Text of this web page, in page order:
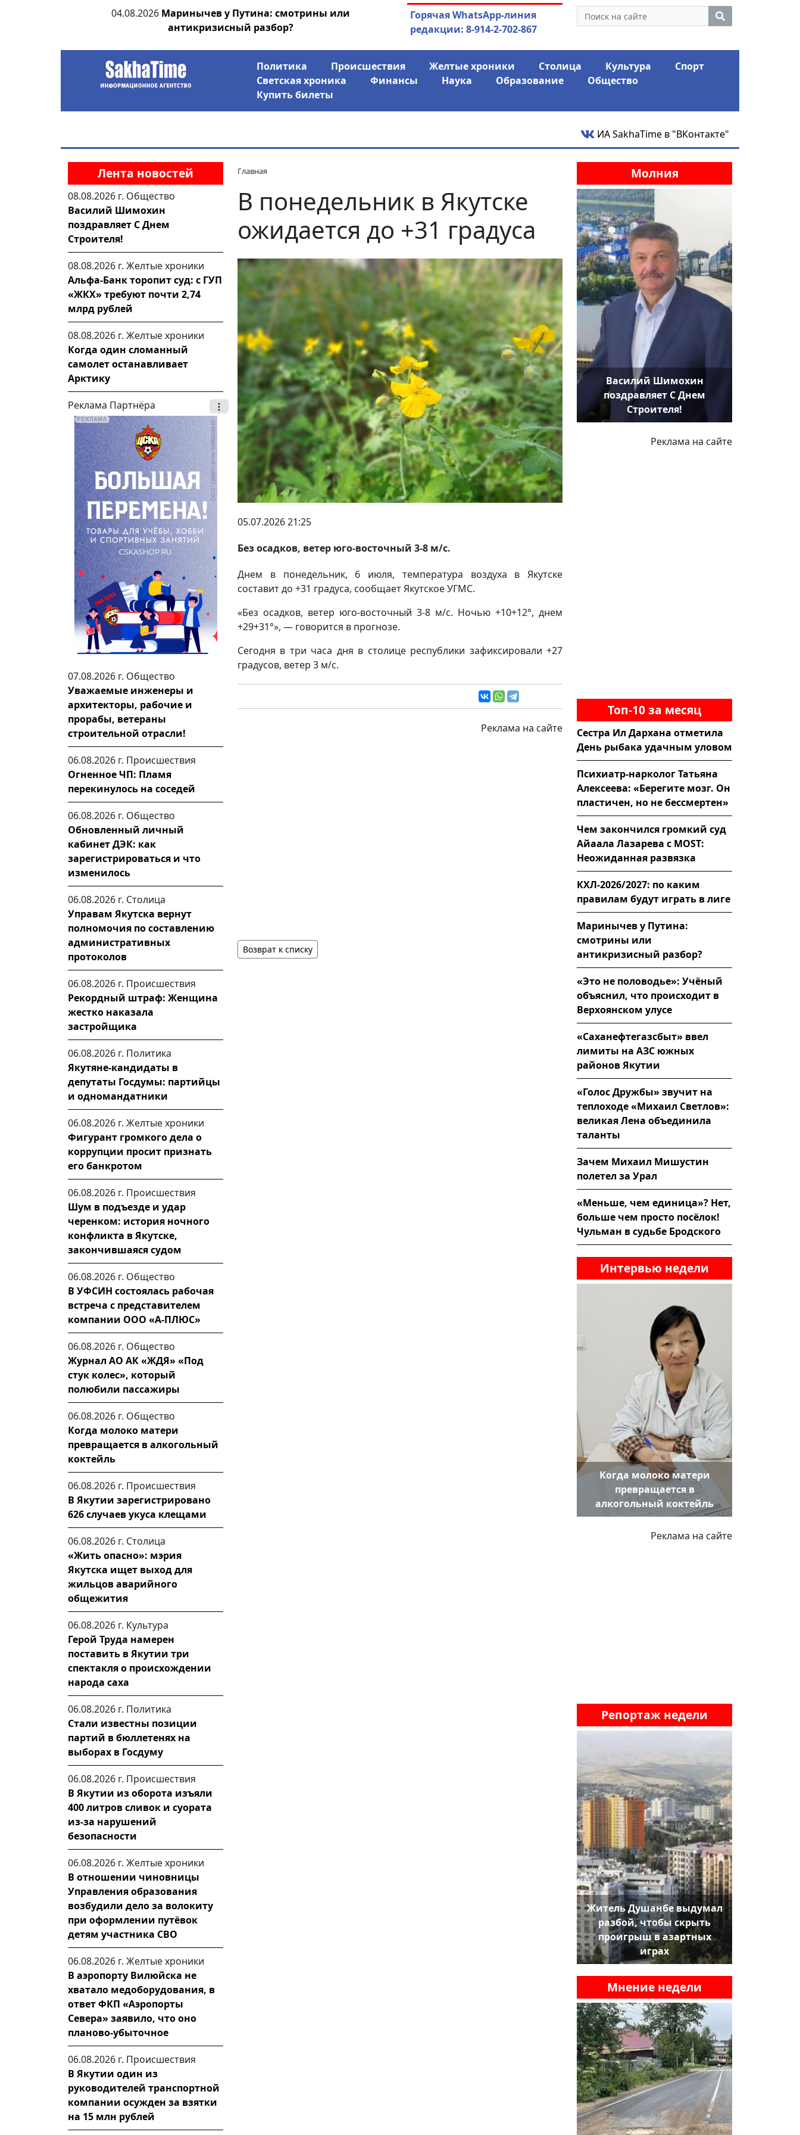
04.08.2026 Маринычев у Путина: смотрины или
антикризисный разбор?
04.08.2026Маски сброшены: экс-депутат Ил Тумэна
заявил о «колониальном сапоге» России
05.08.2026
Горячая WhatsApp-линия
редакции: 8-914-2-702-867
Политика Происшествия Желтые хроники Столица Культура
Спорт
Светская хроника
Финансы Наука Образование
Общество
Купить билеты
ИА SakhaTime в "ВКонтакте"
Лента новостей
08.08.2026 г. Общество
Василий Шимохин
поздравляет С Днем
Строителя!
08.08.2026 г. Желтые хроники
Альфа-Банк торопит суд: с ГУП
«ЖКХ» требуют почти 2,74
млрд рублей
08.08.2026 г. Желтые хроники
Когда один сломанный
самолет останавливает
Арктику
Реклама Партнёра
07.08.2026 г. Общество
Уважаемые инженеры и
архитекторы, рабочие и
прорабы, ветераны
строительной отрасли!
06.08.2026 г. Происшествия
Огненное ЧП: Пламя
перекинулось на соседей
06.08.2026 г. Общество
Обновленный личный
кабинет ДЭК: как
зарегистрироваться и что
изменилось
06.08.2026 г. Столица
Управам Якутска вернут
полномочия по составлению
административных
протоколов
06.08.2026 г. Происшествия
Рекордный штраф: Женщина
жестко наказала
застройщика
06.08.2026 г. Политика
Якутяне-кандидаты в
депутаты Госдумы: партийцы
и одномандатники
06.08.2026 г. Желтые хроники
Фигурант громкого дела о
коррупции просит признать
его банкротом
06.08.2026 г. Происшествия
Шум в подъезде и удар
черенком: история ночного
конфликта в Якутске,
закончившаяся судом
06.08.2026 г. Общество
В УФСИН состоялась рабочая
встреча с представителем
компании ООО «А-ПЛЮС»
06.08.2026 г. Общество
Журнал АО АК «ЖДЯ» «Под
стук колес», который
полюбили пассажиры
06.08.2026 г. Общество
Когда молоко матери
превращается в алкогольный
коктейль
06.08.2026 г. Происшествия
В Якутии зарегистрировано
626 случаев укуса клещами
06.08.2026 г. Столица
«Жить опасно»: мэрия
Якутска ищет выход для
жильцов аварийного
общежития
06.08.2026 г. Культура
Герой Труда намерен
поставить в Якутии три
спектакля о происхождении
народа саха
06.08.2026 г. Политика
Стали известны позиции
партий в бюллетенях на
выборах в Госдуму
06.08.2026 г. Происшествия
В Якутии из оборота изъяли
400 литров сливок и суората
из-за нарушений
безопасности
06.08.2026 г. Желтые хроники
В отношении чиновницы
Управления образования
возбудили дело за волокиту
при оформлении путёвок
детям участника СВО
06.08.2026 г. Желтые хроники
В аэропорту Вилюйска не
хватало медоборудования, в
ответ ФКП «Аэропорты
Севера» заявило, что оно
планово-убыточное
06.08.2026 г. Происшествия
В Якутии один из
руководителей транспортной
компании осужден за взятки
на 15 млн рублей
Главная
В понедельник в Якутске
ожидается до +31 градуса
05.07.2026 21:25
Без осадков, ветер юго-восточный 3-8 м/с.
Днем в понедельник, 6 июля, температура воздуха в Якутске
составит до +31 градуса, сообщает Якутское УГМС.
«Без осадков, ветер юго-восточный 3-8 м/с. Ночью +10+12°, днем
+29+31°», — говорится в прогнозе.
Сегодня в три часа дня в столице республики зафиксировали +27
градусов, ветер 3 м/с.
Реклама на сайте
Возврат к списку
Молния
Василий Шимохин
поздравляет С Днем
Строителя!
Реклама на сайте
Топ-10 за месяц
Сестра Ил Дархана отметила
День рыбака удачным уловом
Психиатр-нарколог Татьяна
Алексеева: «Берегите мозг. Он
пластичен, но не бессмертен»
Чем закончился громкий суд
Айаала Лазарева с MOST:
Неожиданная развязка
КХЛ-2026/2027: по каким
правилам будут играть в лиге
Маринычев у Путина:
смотрины или
антикризисный разбор?
«Это не половодье»: Учёный
объяснил, что происходит в
Верхоянском улусе
«Саханефтегазсбыт» ввел
лимиты на АЗС южных
районов Якутии
«Голос Дружбы» звучит на
теплоходе «Михаил Светлов»:
великая Лена объединила
таланты
Зачем Михаил Мишустин
полетел за Урал
«Меньше, чем единица»? Нет,
больше чем просто посёлок!
Чульман в судьбе Бродского
Интервью недели
Когда молоко матери
превращается в
алкогольный коктейль
Реклама на сайте
Репортаж недели
Житель Душанбе выдумал
разбой, чтобы скрыть
проигрыш в азартных
играх
Мнение недели